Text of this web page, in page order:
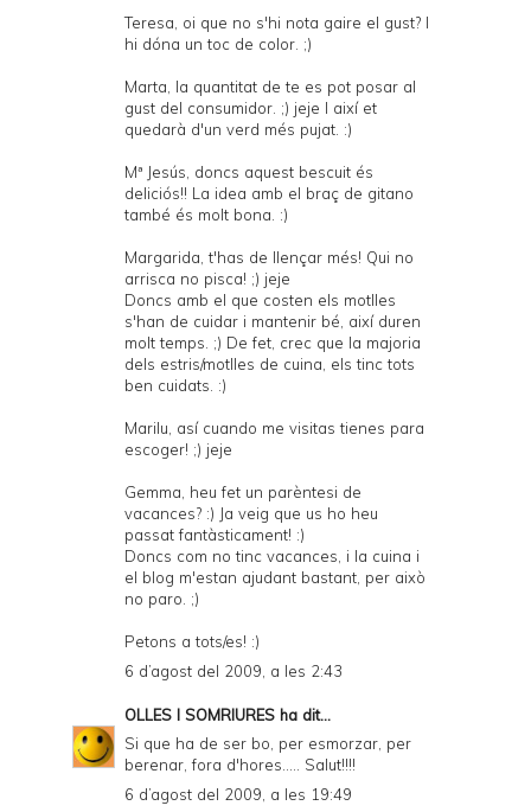
Teresa, oi que no s'hi nota gaire el gust? I
hi dóna un toc de color. ;)
Marta, la quantitat de te es pot posar al
gust del consumidor. ;) jeje I així et
quedarà d'un verd més pujat. :)
Mª Jesús, doncs aquest bescuit és
deliciós!! La idea amb el braç de gitano
també és molt bona. :)
Margarida, t'has de llençar més! Qui no
arrisca no pisca! ;) jeje
Doncs amb el que costen els motlles
s'han de cuidar i mantenir bé, així duren
molt temps. ;) De fet, crec que la majoria
dels estris/motlles de cuina, els tinc tots
ben cuidats. :)
Marilu, así cuando me visitas tienes para
escoger! ;) jeje
Gemma, heu fet un parèntesi de
vacances? :) Ja veig que us ho heu
passat fantàsticament! :)
Doncs com no tinc vacances, i la cuina i
el blog m'estan ajudant bastant, per això
no paro. ;)
Petons a tots/es! :)
6 d’agost del 2009, a les 2:43
OLLES I SOMRIURES ha dit...
Si que ha de ser bo, per esmorzar, per
berenar, fora d'hores..... Salut!!!!
6 d’agost del 2009, a les 19:49